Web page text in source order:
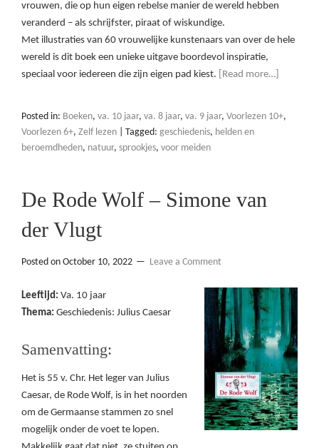
vrouwen, die op hun eigen rebelse manier de wereld hebben
veranderd – als schrijfster, piraat of wiskundige.
Met illustraties van 60 vrouwelijke kunstenaars van over de hele
wereld is dit boek een unieke uitgave boordevol inspiratie,
speciaal voor iedereen die zijn eigen pad kiest.
[Read more…]
Posted in: Boeken, va. 10 jaar, va. 8 jaar, va. 9 jaar, Voorlezen 10+,
Voorlezen 6+, Zelf lezen Tagged: geschiedenis, helden en
beroemdheden, natuur, sprookjes, voor meiden
De Rode Wolf – Simone van
der Vlugt
Posted on October 10, 2022 Leave a Comment
Leeftijd: Va. 10 jaar
Thema: Geschiedenis: Julius Caesar
Samenvatting:
Het is 55 v. Chr. Het leger van Julius
Caesar, de Rode Wolf, is in het noorden
om de Germaanse stammen zo snel
mogelijk onder de voet te lopen.